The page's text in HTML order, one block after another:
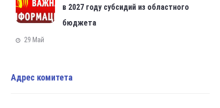
в 2027 году субсидий из областного
бюджета
29 Май
Адрес комитета